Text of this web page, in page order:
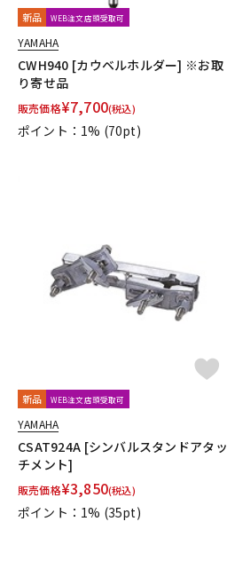
新品 WEB注文店頭受取可
YAMAHA
CWH940 [カウベルホルダー] ※お取
り寄せ品
販売価格¥7,700(税込)
ポイント：1% (70pt)
新品 WEB注文店頭受取可
YAMAHA
CSAT924A [シンバルスタンドアタッ
チメント]
販売価格¥3,850(税込)
ポイント：1% (35pt)